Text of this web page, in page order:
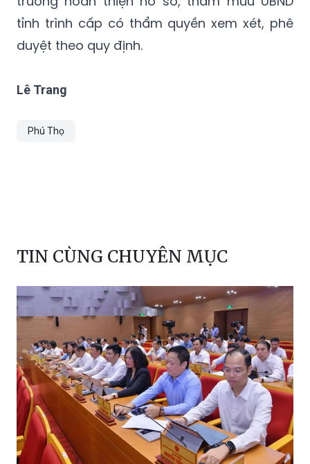
duyệt theo quy định.
Lê Trang
Phú Thọ
Thành lập, tổ chức lại một số cơ quan